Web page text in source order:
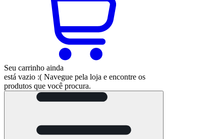
Seu carrinho ainda
está vazio :( Navegue pela loja e encontre os
produtos que você procura.